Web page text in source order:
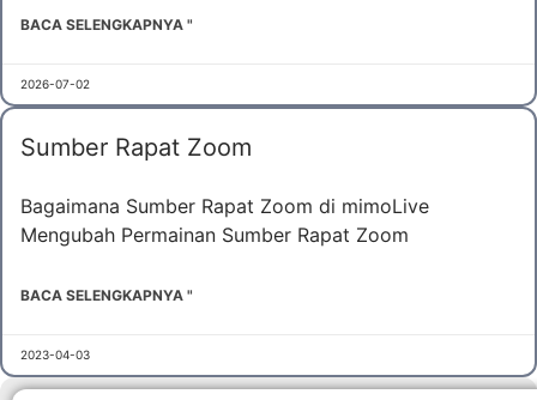
BACA SELENGKAPNYA "
2026-07-02
Sumber Rapat Zoom
Bagaimana Sumber Rapat Zoom di mimoLive
Mengubah Permainan Sumber Rapat Zoom
BACA SELENGKAPNYA "
2023-04-03